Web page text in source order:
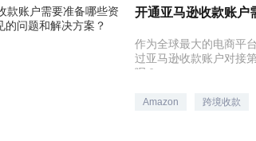
作为全球最大的电商平
过亚马逊收款账户对接
呢？
Amazon 跨境收款